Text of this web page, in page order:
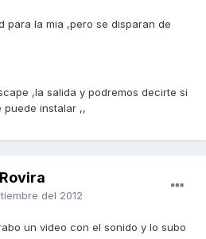
para la mia ,pero se disparan de
,la salida y podremos decirte si
puede instalar ,,
del 2012
un video con el sonido y lo subo